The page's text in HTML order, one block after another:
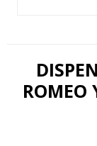
ROMEO